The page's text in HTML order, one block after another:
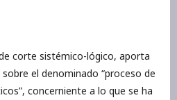
corte sistémico-lógico, aporta
el denominado “proceso de
concerniente a lo que se ha